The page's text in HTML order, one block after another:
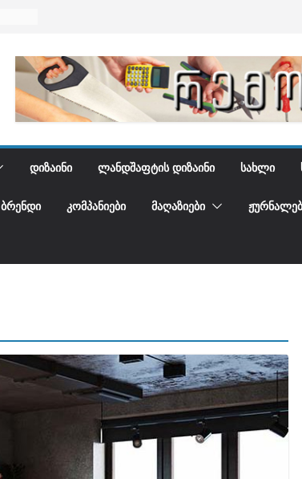
ᲓᲘᲖᲐᲘᲜᲘ ᲚᲐᲜᲓᲨᲐᲤᲢᲘᲡ ᲓᲘᲖᲐᲘᲜᲘ ᲡᲐᲮᲚᲘ
ᲑᲠᲔᲜᲓᲘ ᲙᲝᲛᲞᲐᲜᲘᲔᲑᲘ ᲛᲐᲦᲐᲖᲘᲔᲑᲘ